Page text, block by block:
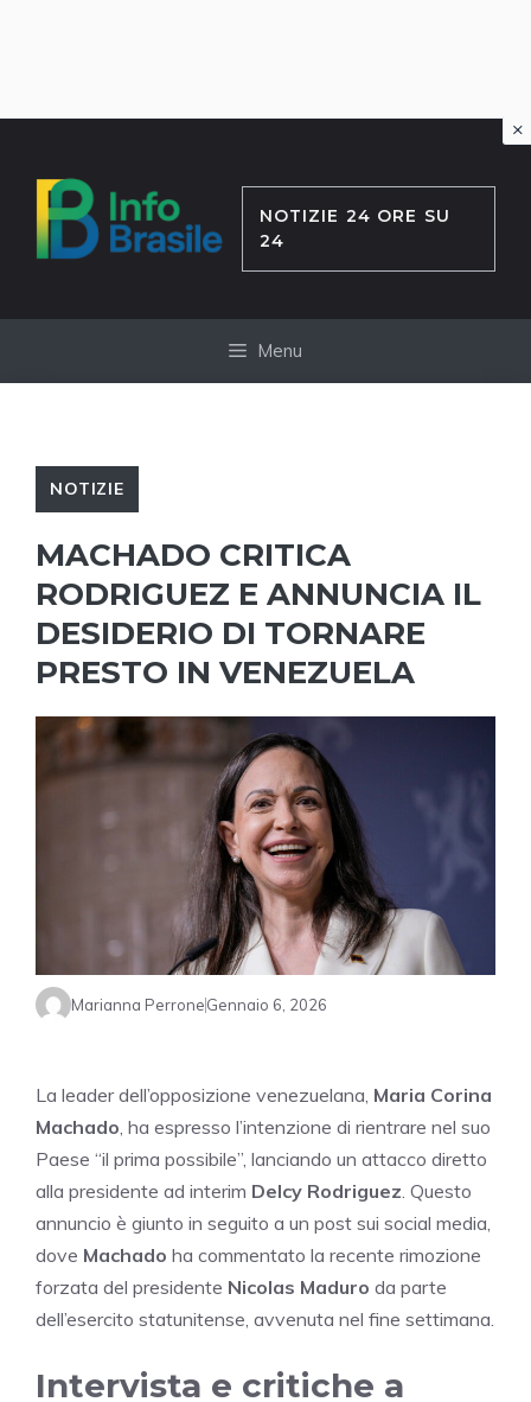
contenuto
NOTIZIE 24 ORE SU
24
Menu
NOTIZIE
MACHADO CRITICA
RODRIGUEZ E ANNUNCIA IL
DESIDERIO DI TORNARE
PRESTO IN VENEZUELA
Marianna PerroneGennaio 6, 2026
La leader dell’opposizione venezuelana, Maria Corina
Machado, ha espresso l’intenzione di rientrare nel suo
Paese “il prima possibile”, lanciando un attacco diretto
alla presidente ad interim Delcy Rodriguez. Questo
annuncio è giunto in seguito a un post sui social media,
dove Machado ha commentato la recente rimozione
forzata del presidente Nicolas Maduro da parte
dell’esercito statunitense, avvenuta nel fine settimana.
Intervista e critiche a
×